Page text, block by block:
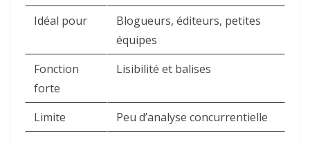
Idéal pour
Blogueurs, éditeurs, petites
équipes
Fonction
forte
Lisibilité et balises
Limite Peu d’analyse concurrentielle